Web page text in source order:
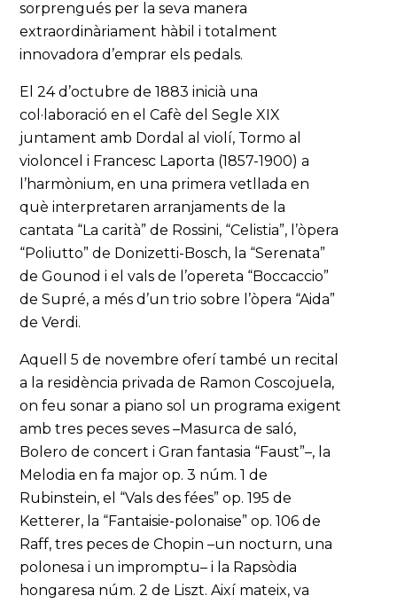
sorprengués per la seva manera
extraordinàriament hàbil i totalment
innovadora d’emprar els pedals.
El 24 d’octubre de 1883 inicià una
col·laboració en el Cafè del Segle XIX
juntament amb Dordal al violí, Tormo al
violoncel i Francesc Laporta (1857-1900) a
l’harmònium, en una primera vetllada en
què interpretaren arranjaments de la
cantata “La carità” de Rossini, “Celistia”, l’òpera
“Poliutto” de Donizetti-Bosch, la “Serenata”
de Gounod i el vals de l’opereta “Boccaccio”
de Supré, a més d’un trio sobre l’òpera “Aida”
de Verdi.
Aquell 5 de novembre oferí també un recital
a la residència privada de Ramon Coscojuela,
on feu sonar a piano sol un programa exigent
amb tres peces seves –Masurca de saló,
Bolero de concert i Gran fantasia “Faust”–, la
Melodia en fa major op. 3 núm. 1 de
Rubinstein, el “Vals des fées” op. 195 de
Ketterer, la “Fantaisie-polonaise” op. 106 de
Raff, tres peces de Chopin –un nocturn, una
polonesa i un impromptu– i la Rapsòdia
hongaresa núm. 2 de Liszt. Així mateix, va